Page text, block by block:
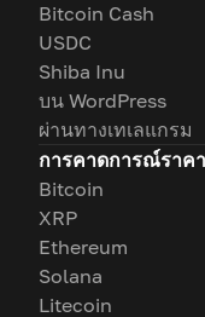
Bitcoin Cash
USDC
Shiba Inu
บน WordPress
ผ่านทางเทเลแกรม
การคาดการณ์ราคา
Bitcoin
XRP
Ethereum
Solana
Litecoin